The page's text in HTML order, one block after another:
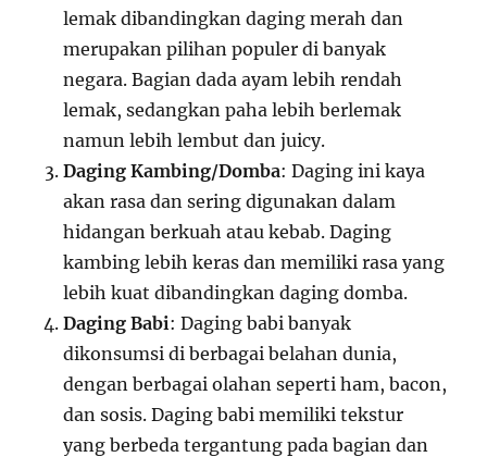
lemak dibandingkan daging merah dan
merupakan pilihan populer di banyak
negara. Bagian dada ayam lebih rendah
lemak, sedangkan paha lebih berlemak
namun lebih lembut dan juicy.
Daging Kambing/Domba: Daging ini kaya
akan rasa dan sering digunakan dalam
hidangan berkuah atau kebab. Daging
kambing lebih keras dan memiliki rasa yang
lebih kuat dibandingkan daging domba.
Daging Babi: Daging babi banyak
dikonsumsi di berbagai belahan dunia,
dengan berbagai olahan seperti ham, bacon,
dan sosis. Daging babi memiliki tekstur
yang berbeda tergantung pada bagian dan